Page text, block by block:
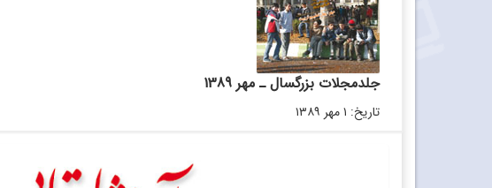
جلدمجلات بزرگسال ـ مهر 1389
تاریخ: ۱ مهر ۱۳۸۹